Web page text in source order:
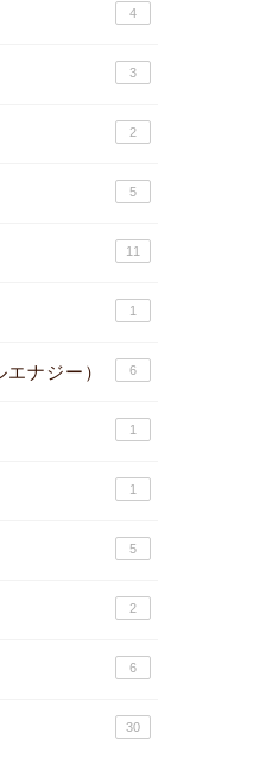
4
3
2
5
11
1
ナジー） 6
1
1
5
2
6
30